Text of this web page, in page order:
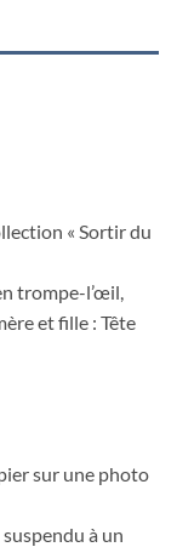
« Sortir du
trompe-l’œil,
et fille : Tête
sur une photo
à un